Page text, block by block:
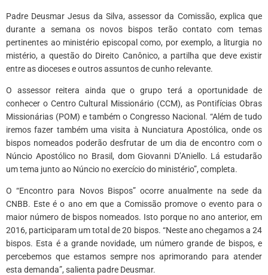
Padre Deusmar Jesus da Silva, assessor da Comissão, explica que
durante a semana os novos bispos terão contato com temas
pertinentes ao ministério episcopal como, por exemplo, a liturgia no
mistério, a questão do Direito Canônico, a partilha que deve existir
entre as dioceses e outros assuntos de cunho relevante.
O assessor reitera ainda que o grupo terá a oportunidade de
conhecer o Centro Cultural Missionário (CCM), as Pontifícias Obras
Missionárias (POM) e também o Congresso Nacional. “Além de tudo
iremos fazer também uma visita à Nunciatura Apostólica, onde os
bispos nomeados poderão desfrutar de um dia de encontro com o
Núncio Apostólico no Brasil, dom Giovanni D’Aniello. Lá estudarão
um tema junto ao Núncio no exercício do ministério”, completa.
O “Encontro para Novos Bispos” ocorre anualmente na sede da
CNBB. Este é o ano em que a Comissão promove o evento para o
maior número de bispos nomeados. Isto porque no ano anterior, em
2016, participaram um total de 20 bispos. “Neste ano chegamos a 24
bispos. Esta é a grande novidade, um número grande de bispos, e
percebemos que estamos sempre nos aprimorando para atender
esta demanda”, salienta padre Deusmar.